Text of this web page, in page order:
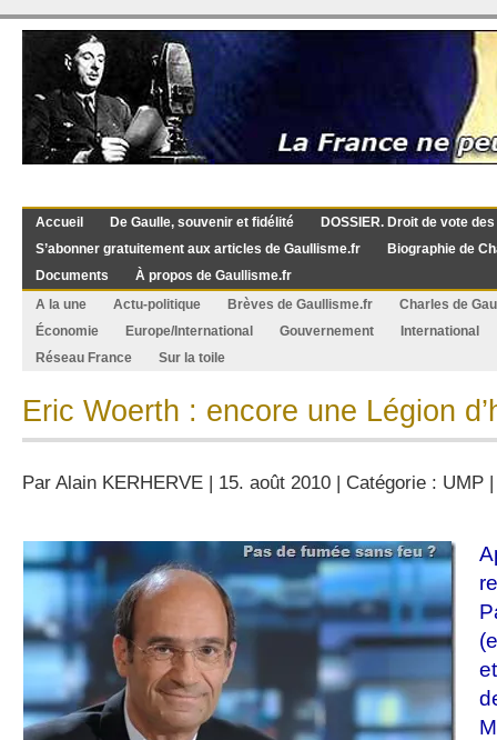
Accueil De Gaulle, souvenir et fidélité
DOSSIER. Droit de vote
S’abonner gratuitement aux articles de Gaullisme.fr
Biographie de
Documents
À propos de Gaullisme.fr
A la une
Actu-politique Brèves de Gaullisme.fr
Charles de
Économie
Europe/International Gouvernement
International
Réseau France
Sur la toile
Eric Woerth : encore une Légion
Par Alain KERHERVE | 15. août 2010 | Catégorie : UMP